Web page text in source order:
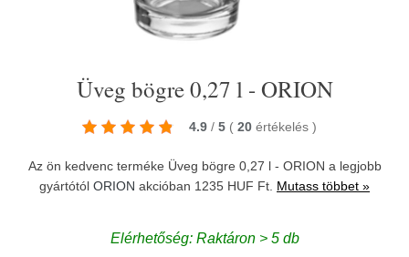
Üveg bögre 0,27 l - ORION
4.9 / 5 ( 20 értékelés )
Az ön kedvenc terméke Üveg bögre 0,27 l - ORION a legjobb
gyártótól ORION akcióban 1235 HUF Ft. Mutass többet »
Elérhetőség: Raktáron > 5 db